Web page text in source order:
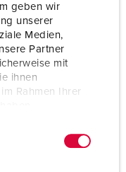
geben wir
unserer
Medien,
Partner
mit
ihnen
Rahmen Ihrer